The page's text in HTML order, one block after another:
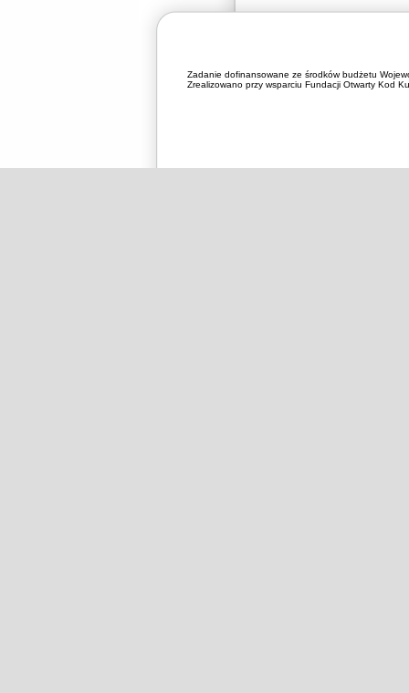
Zadanie dofinansowane ze środków budżetu
Zrealizowano przy wsparciu Fundacji Otwarty Kod